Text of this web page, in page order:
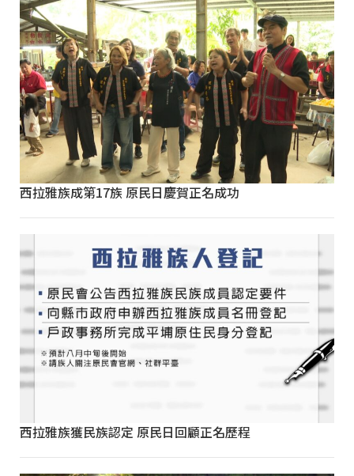
西拉雅族成第17族 原民日慶賀正名成功
西拉雅族獲民族認定 原民日回顧正名歷程